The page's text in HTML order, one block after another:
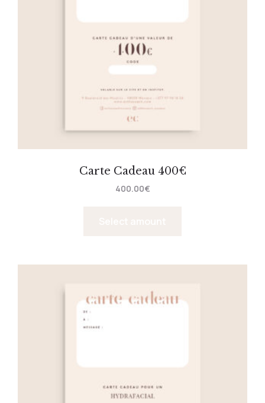
Carte Cadeau 400€
400.00€